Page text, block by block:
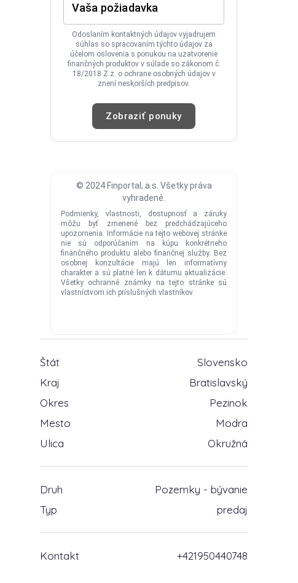
Štát
Slovensko
Kraj
Bratislavský
Okres
Pezinok
Mesto
Modra
Ulica
Okružná
Druh
Pozemky - bývanie
Typ
predaj
Kontakt +421950440748